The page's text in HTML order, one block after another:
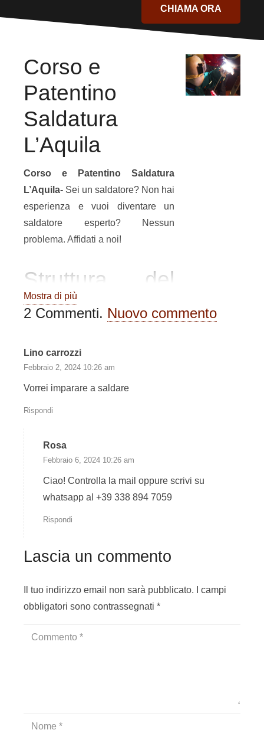
CHIAMA ORA
Corso e
Patentino
Saldatura
L’Aquila
Corso e Patentino Saldatura
L’Aquila- Sei un saldatore? Non hai
esperienza e vuoi diventare un
saldatore esperto? Nessun
problema. Affidati a noi!
Struttura del
Corso.
con due diverse modalità:
corso intensivo
intensivi di lezioni +
supporto teorico
pernottamento e
colazione in hotel 4
stelle, transfer da e
porto/stazione/aeroporto,
possibilità anche di
welder: prevede
Mostra di più
2 Commenti. Nuovo commento
Lino carrozzi
Febbraio 2, 2024 10:26 am
Vorrei imparare a saldare
Rispondi
Rosa
Febbraio 6, 2024 10:26 am
Ciao! Controlla la mail oppure scrivi su
whatsapp al +39 338 894 7059
Rispondi
Lascia un commento
Il tuo indirizzo email non sarà pubblicato.
I campi
obbligatori sono contrassegnati *